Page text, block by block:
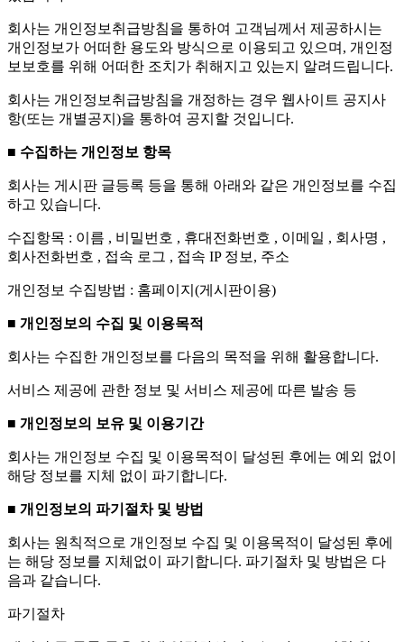
회사는 개인정보취급방침을 통하여 고객님께서 제공하시는
개인정보가 어떠한 용도와 방식으로 이용되고 있으며, 개인정
보보호를 위해 어떠한 조치가 취해지고 있는지 알려드립니다.
회사는 개인정보취급방침을 개정하는 경우 웹사이트 공지사
항(또는 개별공지)을 통하여 공지할 것입니다.
■ 수집하는 개인정보 항목
회사는 게시판 글등록 등을 통해 아래와 같은 개인정보를 수집
하고 있습니다.
수집항목 : 이름 , 비밀번호 , 휴대전화번호 , 이메일 , 회사명 ,
회사전화번호 , 접속 로그 , 접속 IP 정보, 주소
개인정보 수집방법 : 홈페이지(게시판이용)
■ 개인정보의 수집 및 이용목적
회사는 수집한 개인정보를 다음의 목적을 위해 활용합니다.
서비스 제공에 관한 정보 및 서비스 제공에 따른 발송 등
■ 개인정보의 보유 및 이용기간
회사는 개인정보 수집 및 이용목적이 달성된 후에는 예외 없이
해당 정보를 지체 없이 파기합니다.
■ 개인정보의 파기절차 및 방법
회사는 원칙적으로 개인정보 수집 및 이용목적이 달성된 후에
는 해당 정보를 지체없이 파기합니다. 파기절차 및 방법은 다
음과 같습니다.
파기절차